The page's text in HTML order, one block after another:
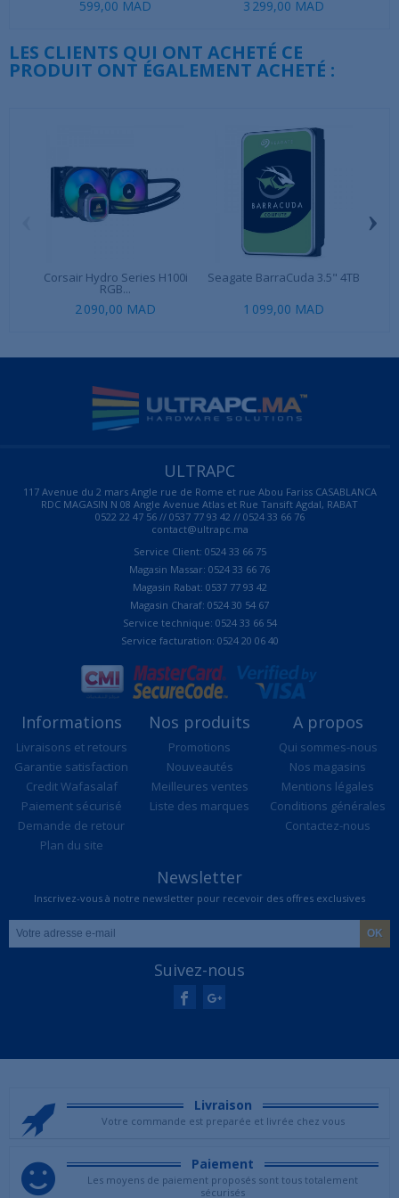
599,00 MAD 3 299,00 MAD
LES CLIENTS QUI ONT ACHETÉ CE
PRODUIT ONT ÉGALEMENT ACHETÉ :
Corsair Hydro Series H100i
RGB...
2 090,00 MAD
Seagate BarraCuda 3.5" 4TB
1 099,00 MAD
›
ULTRAPC
117 Avenue du 2 mars Angle rue de Rome et rue Abou Fariss CASABLANCA
RDC MAGASIN N 08 Angle Avenue Atlas et Rue Tansift Agdal, RABAT
0522 22 47 56 // 0537 77 93 42 // 0524 33 66 76
contact@ultrapc.ma
Service Client: 0524 33 66 75
Magasin Massar: 0524 33 66 76
Magasin Rabat: 0537 77 93 42
Magasin Charaf: 0524 30 54 67
Service technique: 0524 33 66 54
Service facturation: 0524 20 06 40
Informations
Livraisons et retours
Garantie satisfaction
Credit Wafasalaf
Paiement sécurisé
Demande de retour
Plan du site
Nos produits
Promotions
Nouveautés
Meilleures ventes
Liste des marques
A propos
Qui sommes-nous
Nos magasins
Mentions légales
Conditions générales
Contactez-nous
Newsletter
Inscrivez-vous à notre newsletter pour recevoir des offres exclusives
Suivez-nous
Livraison
Votre commande est preparée et livrée chez vous
Paiement
Les moyens de paiement proposés sont tous totalement
sécurisés